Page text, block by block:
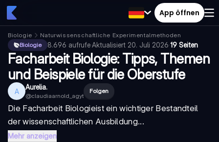
App öffnen
Biologie
Naturwissenschaftliche Experimentalmethoden
Biologie
8.696 aufrufe·Aktualisiert 20. Juli 2026·19 Seiten
Facharbeit Biologie: Tipps, Themen
und Beispiele für die Oberstufe
A Aurelia.
@claudiaarnold_agyt
Folgen
Die Facharbeit Biologieist ein wichtiger Bestandteil
der wissenschaftlichen Ausbildung...
Mehr anzeigen